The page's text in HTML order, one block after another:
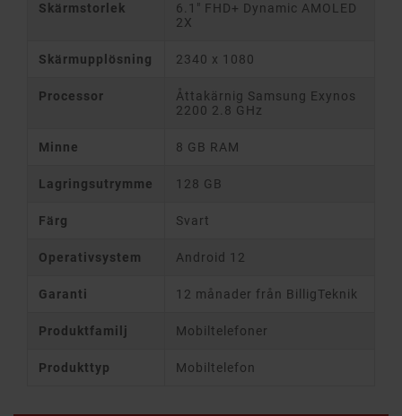
Skärmstorlek
6.1" FHD+ Dynamic AMOLED
2X
Skärmupplösning 2340 x 1080
Processor
Åttakärnig Samsung Exynos
2200 2.8 GHz
Minne 8 GB RAM
Lagringsutrymme 128 GB
Färg Svart
Operativsystem Android 12
Garanti 12 månader från BilligTeknik
Produktfamilj Mobiltelefoner
Produkttyp Mobiltelefon